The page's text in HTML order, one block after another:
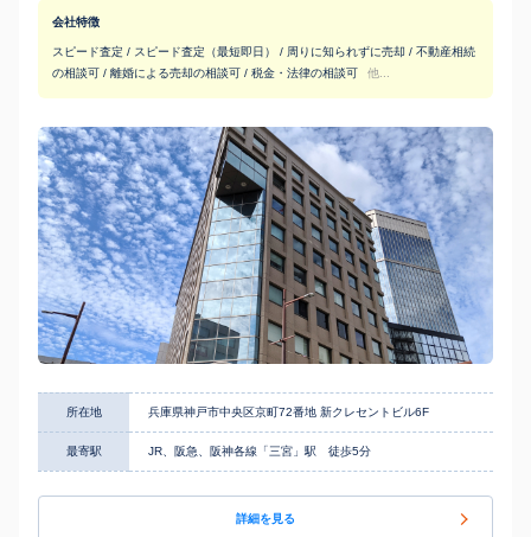
会社特徴
スピード査定 / スピード査定（最短即日） / 周りに知られずに売却 / 不動産相続
の相談可 / 離婚による売却の相談可 / 税金・法律の相談可
他...
所在地 兵庫県神戸市中央区京町72番地 新クレセントビル6F
最寄駅 JR、阪急、阪神各線「三宮」駅 徒歩5分
詳細を見る